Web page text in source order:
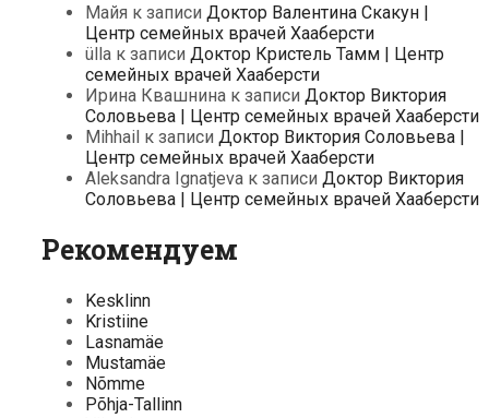
Майя к записи Доктор Валентина Скакун |
Центр семейных врачей Хааберсти
ülla к записи Доктор Кристель Тамм | Центр
семейных врачей Хааберсти
Ирина Квашнина к записи Доктор Виктория
Соловьева | Центр семейных врачей Хааберсти
Mihhail к записи Доктор Виктория Соловьева |
Центр семейных врачей Хааберсти
Aleksandra Ignatjeva к записи Доктор Виктория
Соловьева | Центр семейных врачей Хааберсти
Рекомендуем
Kesklinn
Kristiine
Lasnamäe
Mustamäe
Nõmme
Põhja-Tallinn